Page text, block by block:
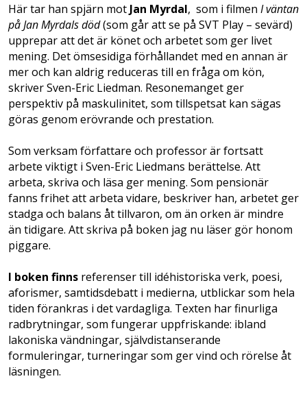
Här tar han spjärn mot Jan Myrdal, som i filmen I väntan
på Jan Myrdals död(som går att se på SVT Play – sevärd)
upprepar att det är könet och arbetet som ger livet
mening. Det ömsesidiga förhållandet med en annan är
mer och kan aldrig reduceras till en fråga om kön,
skriver Sven-Eric Liedman. Resonemanget ger
perspektiv på maskulinitet, som tillspetsat kan sägas
göras genom erövrande och prestation.
Som verksam författare och professor är fortsatt
arbete viktigt i Sven-Eric Liedmans berättelse. Att
arbeta, skriva och läsa ger mening. Som pensionär
fanns frihet att arbeta vidare, beskriver han, arbetet ger
stadga och balans åt tillvaron, om än orken är mindre
än tidigare. Att skriva på boken jag nu läser gör honom
piggare.
I boken finns referenser till idéhistoriska verk, poesi,
aforismer, samtidsdebatt i medierna, utblickar som hela
tiden förankras i det vardagliga. Texten har finurliga
radbrytningar, som fungerar uppfriskande: ibland
lakoniska vändningar, självdistanserande
formuleringar, turneringar som ger vind och rörelse åt
läsningen.